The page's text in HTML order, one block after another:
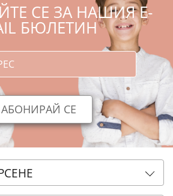
СЕ ЗА НАШИЯ E-
БЮЛЕТИН